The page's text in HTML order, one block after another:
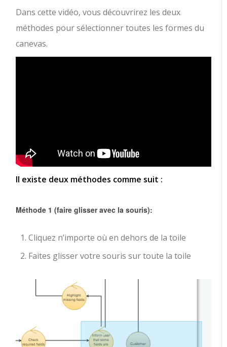
Dans cette vidéo, vous découvrirez les deux
méthodes pour sélectionner toutes les formes du
canevas.
Il existe deux méthodes comme suit :
Méthode 1 (faire glisser avec la souris):
Cliquez n’importe où en dehors de la toile
Faites glisser votre souris sur toute la toile